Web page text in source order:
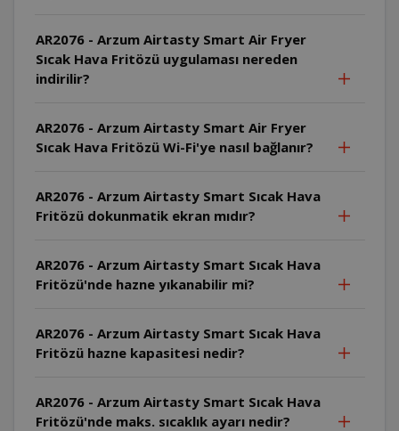
AR2076 - Arzum Airtasty Smart Air Fryer
Sıcak Hava Fritözü uygulaması nereden
indirilir?
AR2076 - Arzum Airtasty Smart Air Fryer
Sıcak Hava Fritözü Wi-Fi'ye nasıl bağlanır?
AR2076 - Arzum Airtasty Smart Sıcak Hava
Fritözü dokunmatik ekran mıdır?
AR2076 - Arzum Airtasty Smart Sıcak Hava
Fritözü'nde hazne yıkanabilir mi?
AR2076 - Arzum Airtasty Smart Sıcak Hava
Fritözü hazne kapasitesi nedir?
AR2076 - Arzum Airtasty Smart Sıcak Hava
Fritözü'nde maks. sıcaklık ayarı nedir?